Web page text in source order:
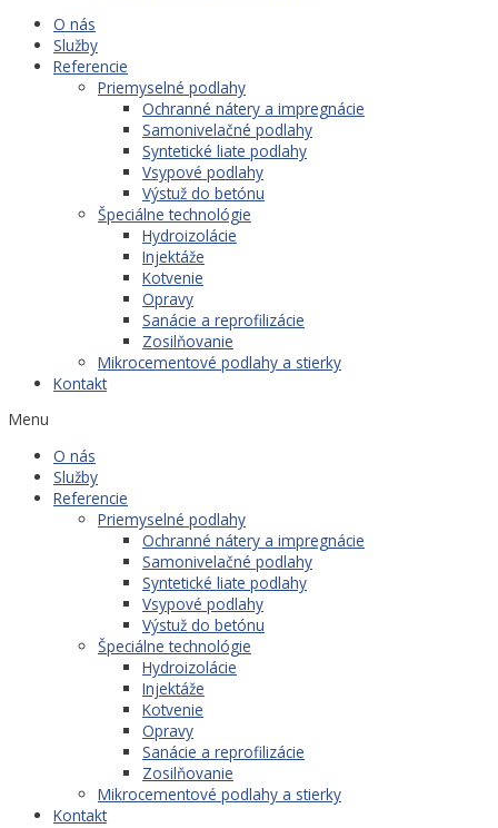
O nás
Služby
Referencie
Priemyselné podlahy
Ochranné nátery a impregnácie
Samonivelačné podlahy
Syntetické liate podlahy
Vsypové podlahy
Výstuž do betónu
Špeciálne technológie
Hydroizolácie
Injektáže
Kotvenie
Opravy
Sanácie a reprofilizácie
Zosilňovanie
Mikrocementové podlahy a stierky
Kontakt
Menu
O nás
Služby
Referencie
Priemyselné podlahy
Ochranné nátery a impregnácie
Samonivelačné podlahy
Syntetické liate podlahy
Vsypové podlahy
Výstuž do betónu
Špeciálne technológie
Hydroizolácie
Injektáže
Kotvenie
Opravy
Sanácie a reprofilizácie
Zosilňovanie
Mikrocementové podlahy a stierky
Kontakt